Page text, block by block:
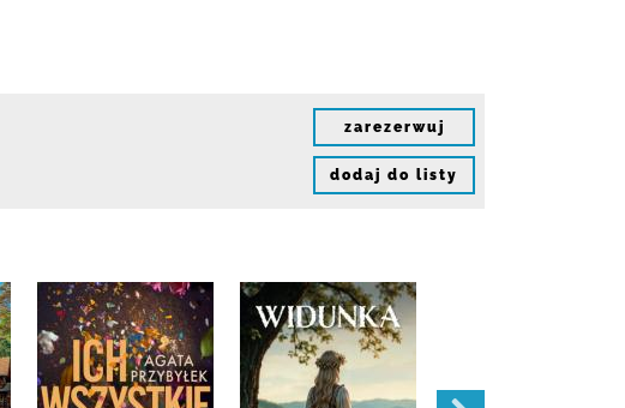
zarezerwuj
dodaj do listy